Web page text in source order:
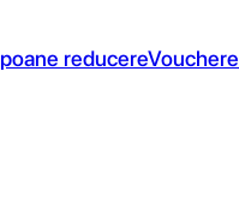
reducereVouchere